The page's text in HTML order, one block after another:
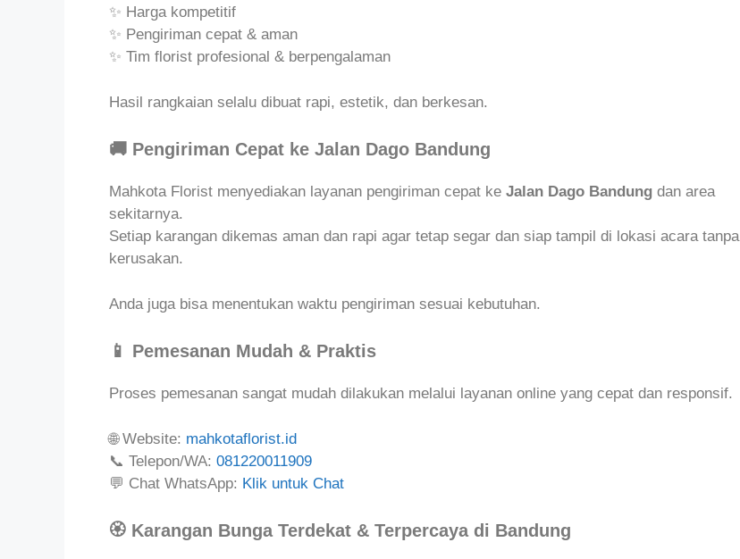
✨ Harga kompetitif
✨ Pengiriman cepat & aman
✨ Tim florist profesional & berpengalaman
Hasil rangkaian selalu dibuat rapi, estetik, dan berkesan.
🚚 Pengiriman Cepat ke Jalan Dago Bandung
Mahkota Florist menyediakan layanan pengiriman cepat ke Jalan Dago Bandung dan area
sekitarnya.
Setiap karangan dikemas aman dan rapi agar tetap segar dan siap tampil di lokasi acara tanpa
kerusakan.
Anda juga bisa menentukan waktu pengiriman sesuai kebutuhan.
📱 Pemesanan Mudah & Praktis
Proses pemesanan sangat mudah dilakukan melalui layanan online yang cepat dan responsif.
🌐 Website: mahkotaflorist.id
📞 Telepon/WA: 081220011909
💬 Chat WhatsApp: Klik untuk Chat
🏵️ Karangan Bunga Terdekat & Terpercaya di Bandung